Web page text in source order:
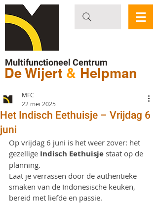
Multifunctioneel Centrum
De Wijert & Helpman
Het Indisch Eethuisje – Vrijdag 6
juni
MFC
22 mei 2025
Op vrijdag 6 juni is het weer zover: het
gezellige Indisch Eethuisje staat op de
planning.
Laat je verrassen door de authentieke
smaken van de Indonesische keuken,
bereid met liefde en passie.